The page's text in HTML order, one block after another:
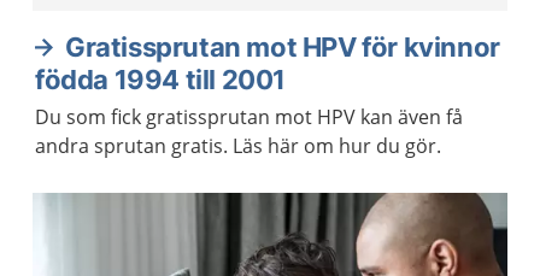
Gratissprutan mot HPV för kvinnor
födda 1994 till 2001
Du som fick gratissprutan mot HPV kan även få
andra sprutan gratis. Läs här om hur du gör.